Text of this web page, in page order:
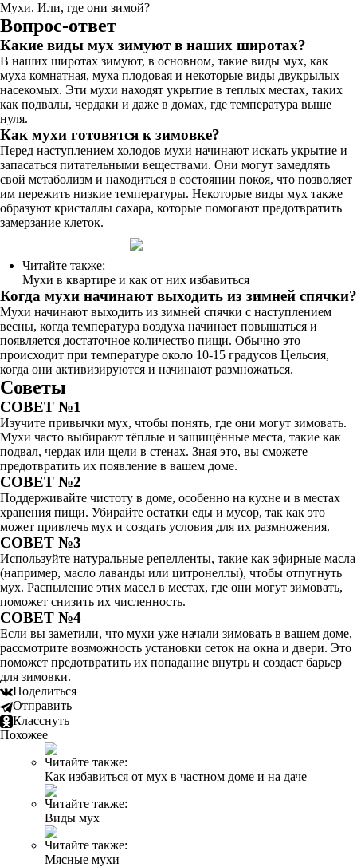
Мухи. Или, где они зимой?
Вопрос-ответ
Какие виды мух зимуют в наших широтах?
В наших широтах зимуют, в основном, такие виды мух, как
муха комнатная, муха плодовая и некоторые виды двукрылых
насекомых. Эти мухи находят укрытие в теплых местах, таких
как подвалы, чердаки и даже в домах, где температура выше
нуля.
Как мухи готовятся к зимовке?
Перед наступлением холодов мухи начинают искать укрытие и
запасаться питательными веществами. Они могут замедлять
свой метаболизм и находиться в состоянии покоя, что позволяет
им пережить низкие температуры. Некоторые виды мух также
образуют кристаллы сахара, которые помогают предотвратить
замерзание клеток.
Читайте также:
Мухи в квартире и как от них избавиться
Когда мухи начинают выходить из зимней спячки?
Мухи начинают выходить из зимней спячки с наступлением
весны, когда температура воздуха начинает повышаться и
появляется достаточное количество пищи. Обычно это
происходит при температуре около 10-15 градусов Цельсия,
когда они активизируются и начинают размножаться.
Советы
СОВЕТ №1
Изучите привычки мух, чтобы понять, где они могут зимовать.
Мухи часто выбирают тёплые и защищённые места, такие как
подвал, чердак или щели в стенах. Зная это, вы сможете
предотвратить их появление в вашем доме.
СОВЕТ №2
Поддерживайте чистоту в доме, особенно на кухне и в местах
хранения пищи. Убирайте остатки еды и мусор, так как это
может привлечь мух и создать условия для их размножения.
СОВЕТ №3
Используйте натуральные репелленты, такие как эфирные масла
(например, масло лаванды или цитронеллы), чтобы отпугнуть
мух. Распыление этих масел в местах, где они могут зимовать,
поможет снизить их численность.
СОВЕТ №4
Если вы заметили, что мухи уже начали зимовать в вашем доме,
рассмотрите возможность установки сеток на окна и двери. Это
поможет предотвратить их попадание внутрь и создаст барьер
для зимовки.
Поделиться
Отправить
Класснуть
Похожее
Читайте также:
Как избавиться от мух в частном доме и на даче
Читайте также:
Виды мух
Читайте также:
Мясные мухи